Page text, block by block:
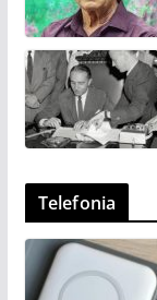
Telefonia